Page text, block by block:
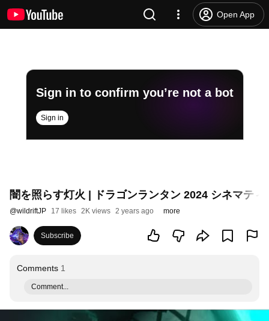
Open App
Sign in to confirm you’re not a bot
Sign in
闇を照らす灯火 | ドラゴンランタン 2024 シネマテ
@wildriftJP 17 likes 2K views 2 years ago more
Subscribe
Comments 1
Comment...